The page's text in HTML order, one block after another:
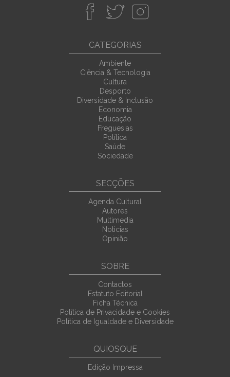
CATEGORIAS
Ambiente
Ciência & Tecnologia
Cultura
Desporto
Diversidade & Inclusão
Economia
Educação
Freguesias
Política
Saúde
Sociedade
SECÇÕES
Agenda Cultural
Autores
Multimedia
Noticias
Opinião
SOBRE
Contactos
Estatuto Editorial
Ficha Técnica
Política de Privacidade e Cookies
Política de Igualdade e Diversidade
QUIOSQUE
Edição Impressa